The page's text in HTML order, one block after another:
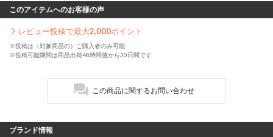
このアイテムへのお客様の声
レビュー投稿で最大2,000ポイント
※投稿は（対象商品の）ご購入者のみ可能
※投稿可能期間は商品出荷48時間後から30日間です
この商品に関するお問い合わせ
ブランド情報